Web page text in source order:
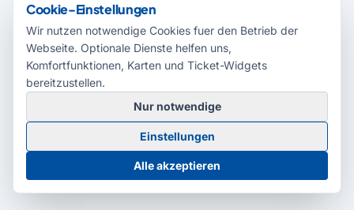
© 2026 Radio Potsdam. Webseite entwickelt durch dieMedienagentur
Babelsberg
BarrierefreiheitserklärungAGBDatenschutzImpressum
Cookie-Einstellungen
Cookie-Einstellungen
Wir nutzen notwendige Cookies fuer den Betrieb der
Webseite. Optionale Dienste helfen uns,
Komfortfunktionen, Karten und Ticket-Widgets
bereitzustellen.
Nur notwendige
Einstellungen
Alle akzeptieren